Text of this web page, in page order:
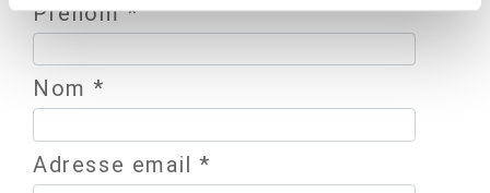
Prénom *
Nom *
Adresse email *